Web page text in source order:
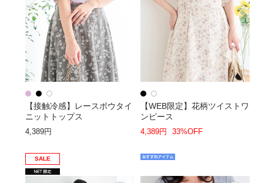
【接触冷感】レースボウタイ
ニットトップス
4,389円
【WEB限定】花柄ツイストワ
ンピース
4,389円 33%OFF
SALE